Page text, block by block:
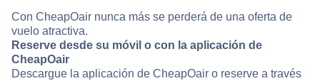
Con CheapOair nunca más se perderá de una oferta de
vuelo atractiva.
Reserve desde su móvil o con la aplicación de
CheapOair
Descargue la aplicación de CheapOair o reserve a través